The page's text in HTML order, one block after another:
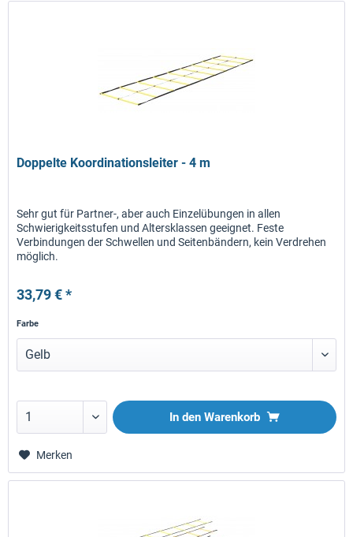
Doppelte Koordinationsleiter - 4 m
Sehr gut für Partner-, aber auch Einzelübungen in allen
Schwierigkeitsstufen und Altersklassen geeignet. Feste
Verbindungen der Schwellen und Seitenbändern, kein Verdrehen
möglich.
33,79 € *
Farbe
In den Warenkorb
Merken